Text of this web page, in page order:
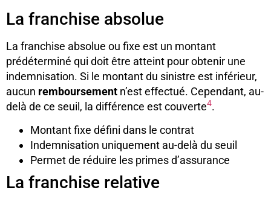
La franchise absolue
La franchise absolue ou fixe est un montant
prédéterminé qui doit être atteint pour obtenir une
indemnisation. Si le montant du sinistre est inférieur,
aucun remboursement n’est effectué. Cependant, au-
delà de ce seuil, la différence est couverte4.
Montant fixe défini dans le contrat
Indemnisation uniquement au-delà du seuil
Permet de réduire les primes d’assurance
La franchise relative